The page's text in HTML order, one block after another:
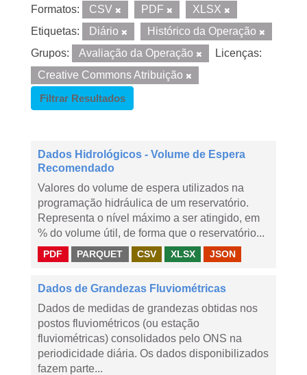
Formatos: CSV PDF
XLSX
Etiquetas:
Diário
Histórico da Operação
Grupos:
Avaliação da Operação
Licenças:
Creative Commons Atribuição
Filtrar Resultados
Dados Hidrológicos - Volume de Espera
Recomendado
Valores do volume de espera utilizados na
programação hidráulica de um reservatório.
Representa o nível máximo a ser atingido, em
% do volume útil, de forma que o reservatório...
PDF PARQUET CSV XLSX JSON
Dados de Grandezas Fluviométricas
Dados de medidas de grandezas obtidas nos
postos fluviométricos (ou estação
fluviométricas) consolidados pelo ONS na
periodicidade diária. Os dados disponibilizados
fazem parte...